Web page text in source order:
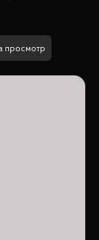
просмотр